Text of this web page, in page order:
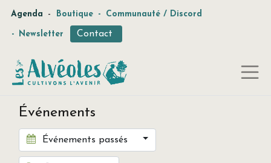
Agenda - Boutique - Communauté / Discord
- Newsletter Contact
Événements
Événements passés